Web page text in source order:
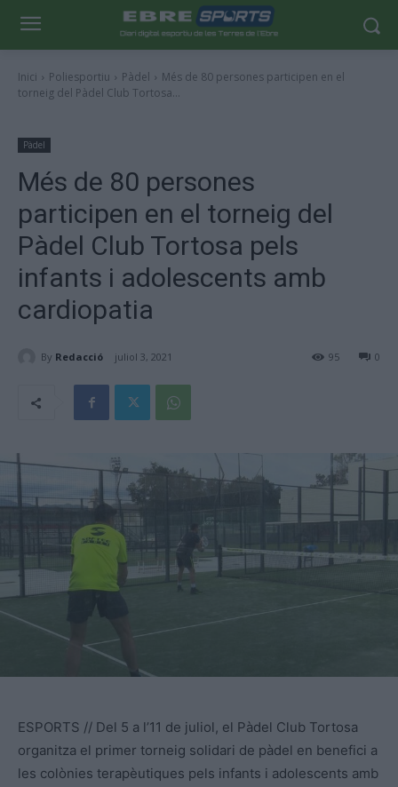
Inici Poliesportiu Pàdel
Més de 80 persones participen en el
torneig del Pàdel Club Tortosa...
Pàdel
Més de 80 persones
participen en el torneig del
Pàdel Club Tortosa pels
infants i adolescents amb
cardiopatia
By Redacció juliol 3, 2021 0
95
ESPORTS // Del 5 a l’11 de juliol, el Pàdel Club Tortosa
organitza el primer torneig solidari de pàdel en benefici a
les colònies terapèutiques pels infants i adolescents amb